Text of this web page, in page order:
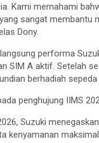
Kami memahami
sangat
Dony.
performa
SIM A aktif. Setelah
berhadiah
penghujung IIMS
Suzuki
kenyamanan